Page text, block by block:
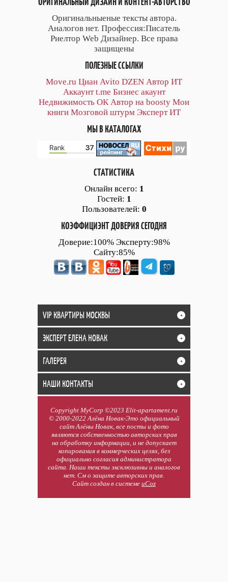
Оригинальныеные тексты автора.
Аналогов нет. Профессия:Писатель
Риелтор Web Дизайнер. Все права
защищены
ПОЛЕЗНЫЕ ССЫЛКИ
Move.ru Циан Avito DZEN Автор ИТ
Аккаунт t.me Бизнес акаунт
Недвижимость ОК Автор на boosty Мои
книги Мозговой штурм Эксперт ИТ
МЫ В КАТАЛОГАХ
СТАТИСТИКА
Онлайн всего: 1
Гостей: 1
Пользователей: 0
КОЭФФИЦИЭНТ ДОВЕРИЯ СЕГОДНЯ
Доверие:100% Эксперту:98%
Сайту:85%
VIP КВАРТИРЫ МОСКВЫ +
ЭКСПЕРТ ЕЛЕНА НОВАК +
ГАЛЕРЕЯ +
НАШИ КОНТАКТЫ +
Copyright MyCorp ©2023 Elit-apartament.ru
© 2000-2022 Алёна Новак-Это официальный
сайт Алёны Новак, все посты и фото
являются собственностью авторских прав
на обработку информации, и не допускает
копирования в коммерческих целях, без
официально согласия администратора
сайта. Наши тексты эксклюзивны и аналогов
нет. См о защите авторских прав.
Сайт создан в системе uCoz